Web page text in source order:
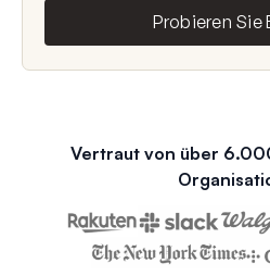
Probieren Sie
Vertraut von über